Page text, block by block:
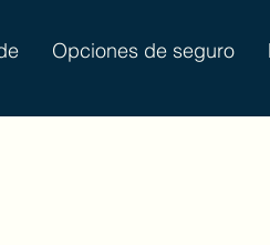
Opciones de seguro